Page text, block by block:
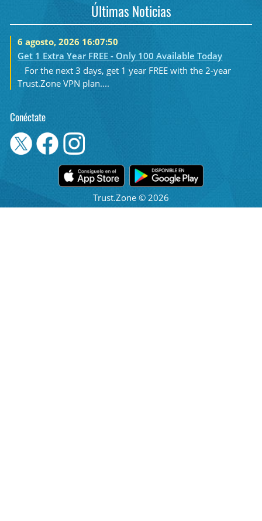
Últimas Noticias
6 agosto, 2026 16:07:50
Get 1 Extra Year FREE - Only 100 Available Today
For the next 3 days, get 1 year FREE with the 2-year
Trust.Zone VPN plan....
Conéctate
Trust.Zone © 2026